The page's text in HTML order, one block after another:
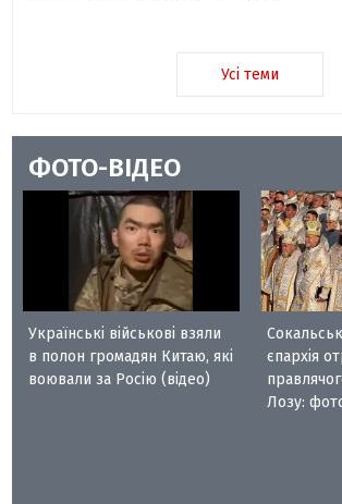
Усі теми
ФОТО-ВІДЕО
Українські військові взяли
в полон громадян Китаю, які
воювали за Росію (відео)
єпархія
Лозу: